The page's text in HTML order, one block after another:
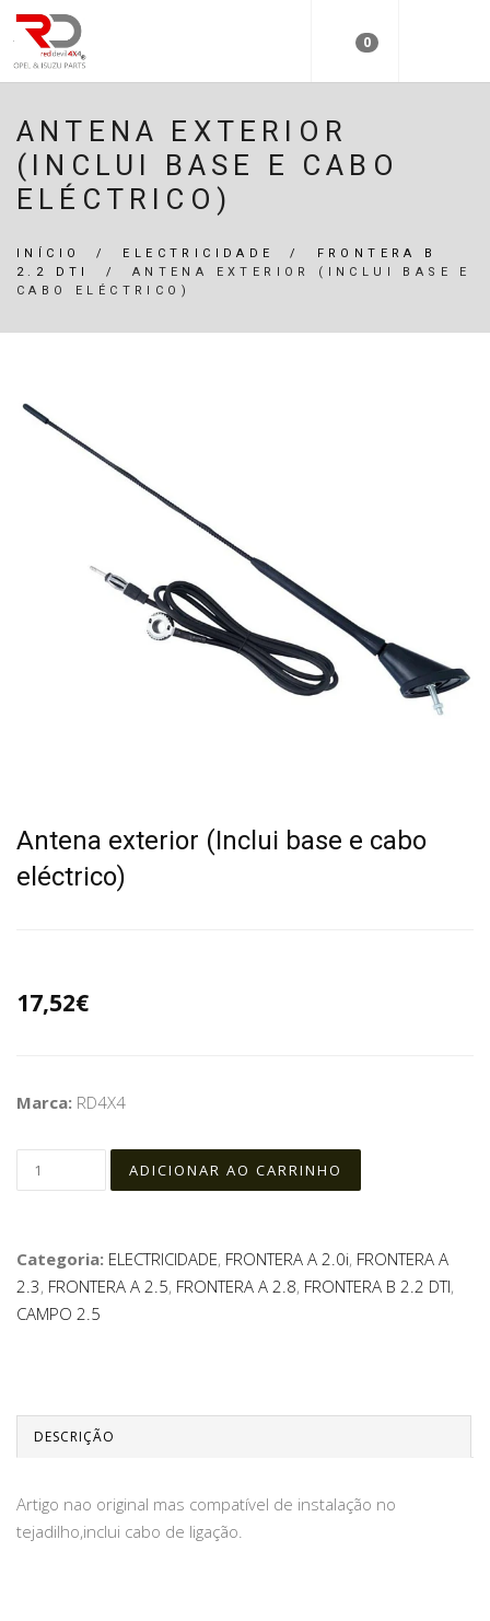
0
ANTENA EXTERIOR
(INCLUI BASE E CABO
ELÉCTRICO)
INÍCIO / ELECTRICIDADE /
FRONTERA B
2.2 DTI
/ ANTENA EXTERIOR (INCLUI BASE E
CABO ELÉCTRICO)
Antena exterior (Inclui base e cabo
eléctrico)
17,52€
Marca: RD4X4
Categoria: ELECTRICIDADE, FRONTERA A 2.0i, FRONTERA A
2.3, FRONTERA A 2.5, FRONTERA A 2.8, FRONTERA B 2.2 DTI,
CAMPO 2.5
DESCRIÇÃO
Artigo nao original mas compatível de instalação no
tejadilho,inclui cabo de ligação.